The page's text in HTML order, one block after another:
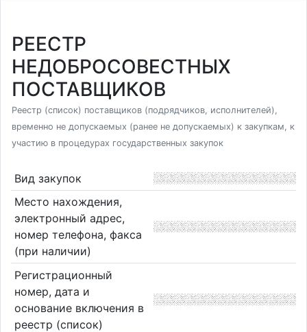
РЕЕСТР
НЕДОБРОСОВЕСТНЫХ
ПОСТАВЩИКОВ
Реестр (список) поставщиков (подрядчиков, исполнителей),
временно не допускаемых (ранее не допускаемых) к закупкам, к
участию в процедурах государственных закупок
Вид закупок
Место нахождения,
электронный адрес,
номер телефона, факса
(при наличии)
Регистрационный
номер, дата и
основание включения в
реестр (список)